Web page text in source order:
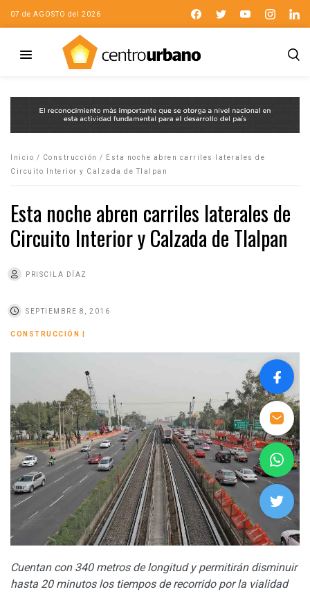
07 de AGOSTO del 2026
Inicio / Construcción /
Esta noche abren carriles laterales de
Circuito Interior y Calzada de Tlalpan
Esta noche abren carriles laterales de
Circuito Interior y Calzada de Tlalpan
PRISCILA DÍAZ
SEPTIEMBRE 8, 2016
CONSTRUCCIÓN
Cuentan con 340 metros de longitud y permitirán disminuir
hasta 20 minutos los tiempos de recorrido por la vialidad